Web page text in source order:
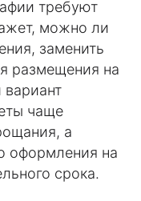
требуют
можно ли
заменить
размещения на
вариант
чаще
а
оформления на
срока.